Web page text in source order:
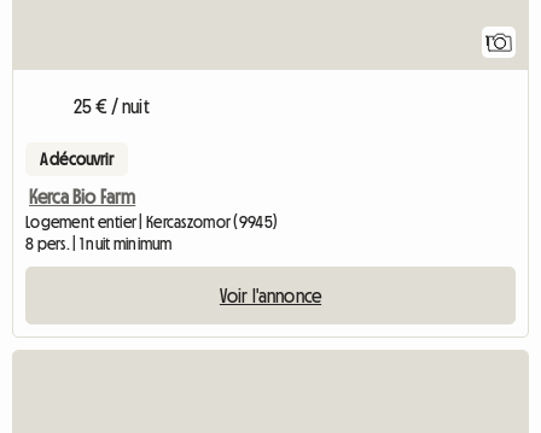
1
25 € / nuit
A découvrir
Kerca Bio Farm
Logement entier | Kercaszomor (9945)
8 pers. | 1 nuit minimum
Voir l'annonce